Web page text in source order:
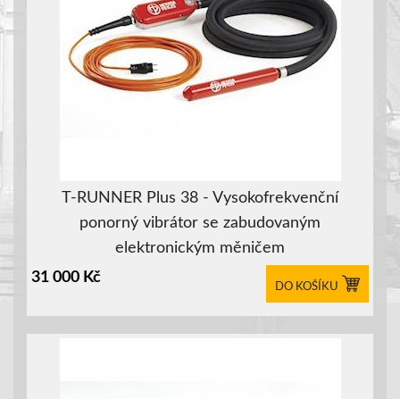
T-RUNNER Plus 38 - Vysokofrekvenční
ponorný vibrátor se zabudovaným
elektronickým měničem
31 000 Kč
DO KOŠÍKU